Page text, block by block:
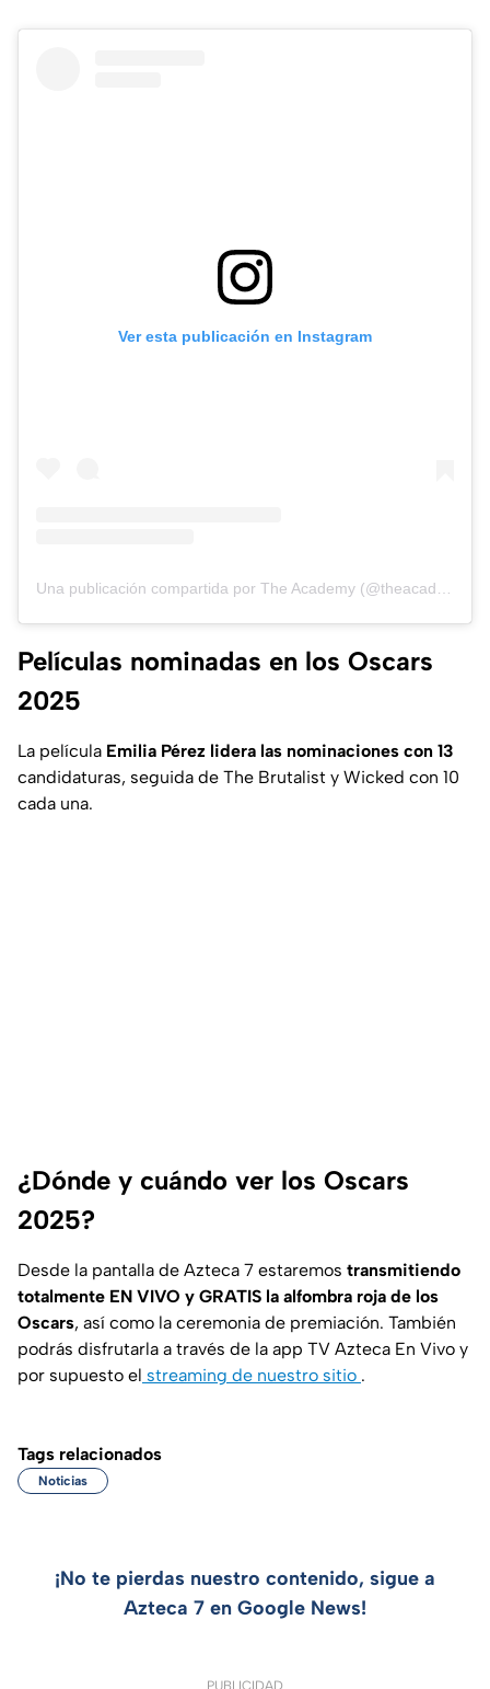
Ver esta publicación en Instagram
Películas nominadas en los Oscars
2025
La película Emilia Pérez lidera las nominaciones con 13
candidaturas, seguida de The Brutalist y Wicked con 10
cada una.
¿Dónde y cuándo ver los Oscars
2025?
Desde la pantalla de Azteca 7 estaremos transmitiendo
totalmente EN VIVO y GRATIS la alfombra roja de los
Oscars, así como la ceremonia de premiación. También
podrás disfrutarla a través de la app TV Azteca En Vivo y
por supuesto el streaming de nuestro sitio .
Tags relacionados
Noticias
¡No te pierdas nuestro contenido, sigue a
Azteca 7 en Google News!
PUBLICIDAD